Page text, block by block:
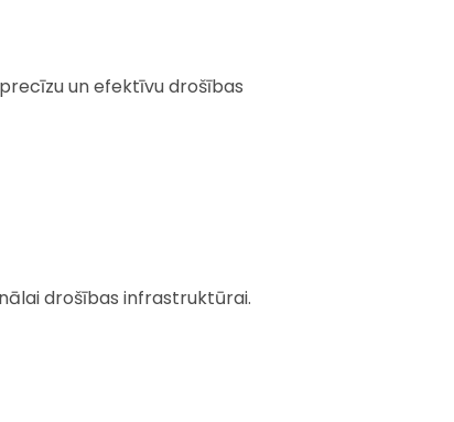
un efektīvu drošības
drošības infrastruktūrai.